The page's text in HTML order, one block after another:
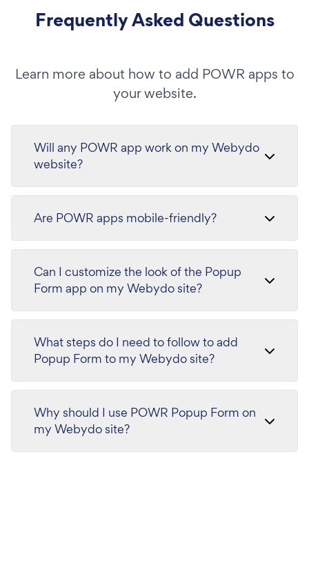
Frequently Asked Questions
Learn more about how to add POWR apps to
your website.
Will any POWR app work on my Webydo
website?
Are POWR apps mobile-friendly?
Can I customize the look of the Popup
Form app on my Webydo site?
What steps do I need to follow to add
Popup Form to my Webydo site?
Why should I use POWR Popup Form on
my Webydo site?